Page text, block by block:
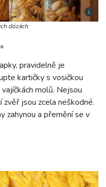
i
dózách
pravidelně je
kartičky s vosičkou
molů. Nejsou
jsou zcela neškodné.
zahynou a přemění se v